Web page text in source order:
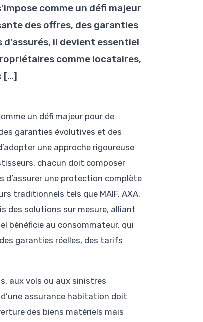
comme un défi majeur
des offres, des garanties
il devient essentiel
comme locataires,
[…]
un défi majeur pour de
garanties évolutives et des
une approche rigoureuse
chacun doit composer
d’assurer une protection complète
traditionnels tels que MAIF, AXA,
des solutions sur mesure, alliant
bénéficie au consommateur, qui
garanties réelles, des tarifs
aux vols ou aux sinistres
assurance habitation doit
des biens matériels mais